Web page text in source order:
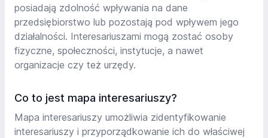
posiadają zdolność wpływania na dane
przedsiębiorstwo lub pozostają pod wpływem jego
działalności. Interesariuszami mogą zostać osoby
fizyczne, społeczności, instytucje, a nawet
organizacje czy też urzędy.
Co to jest mapa interesariuszy?
Mapa interesariuszy umożliwia zidentyfikowanie
interesariuszy i przyporządkowanie ich do właściwej